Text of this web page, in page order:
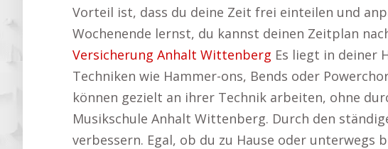
Vorteil ist, dass du deine Zeit frei einteilen und
Wochenende lernst, du kannst deinen Zeitplan
Versicherung Anhalt Wittenberg Es liegt in deiner
Techniken wie Hammer-ons, Bends oder
können gezielt an ihrer Technik arbeiten, ohne
Musikschule Anhalt Wittenberg. Durch den
verbessern. Egal, ob du zu Hause oder